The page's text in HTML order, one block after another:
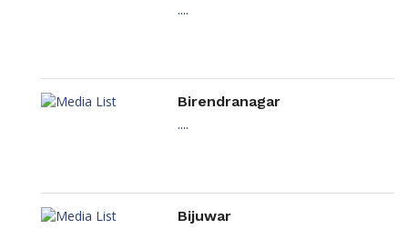
....
Birendranagar
....
Bijuwar